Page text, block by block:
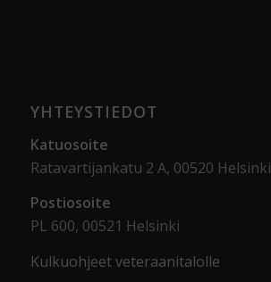
YHTEYSTIEDOT
Katuosoite
Ratavartijankatu 2 A, 00520 Helsinki
Postiosoite
PL 600, 00521 Helsinki
Kulkuohjeet veteraanitalolle